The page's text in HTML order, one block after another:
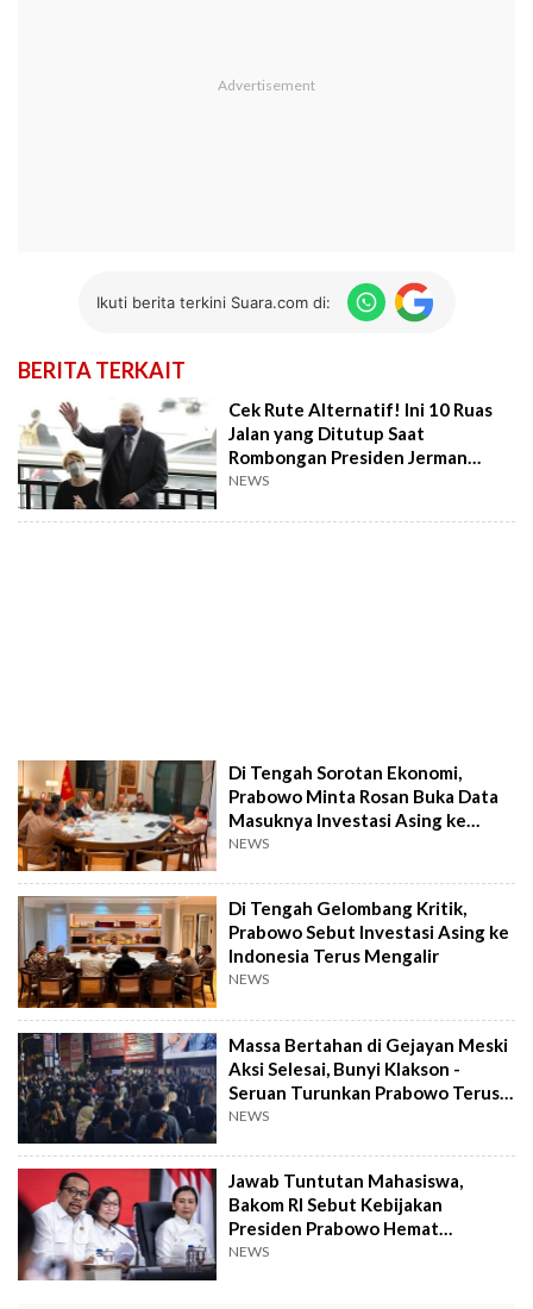
Ikuti berita terkini Suara.com di:
BERITA TERKAIT
Cek Rute Alternatif! Ini 10 Ruas
Jalan yang Ditutup Saat
Rombongan Presiden Jerman
Melintas
NEWS
Di Tengah Sorotan Ekonomi,
Prabowo Minta Rosan Buka Data
Masuknya Investasi Asing ke
Indonesia
NEWS
Di Tengah Gelombang Kritik,
Prabowo Sebut Investasi Asing ke
Indonesia Terus Mengalir
NEWS
Massa Bertahan di Gejayan Meski
Aksi Selesai, Bunyi Klakson -
Seruan Turunkan Prabowo Terus
Menggema
NEWS
Jawab Tuntutan Mahasiswa,
Bakom RI Sebut Kebijakan
Presiden Prabowo Hemat
Anggaran Rp300 Triliun!
NEWS